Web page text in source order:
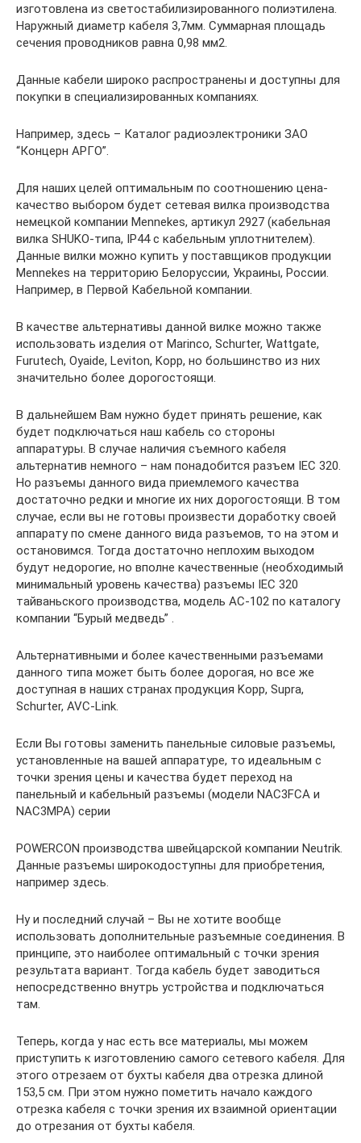
изготовлена из светостабилизированного полиэтилена.
Наружный диаметр кабеля 3,7мм. Суммарная площадь
сечения проводников равна 0,98 мм2.
Данные кабели широко распространены и доступны для
покупки в специализированных компаниях.
Например, здесь – Каталог радиоэлектроники ЗАО
“Концерн АРГО”.
Для наших целей оптимальным по соотношению цена-
качество выбором будет сетевая вилка производства
немецкой компании Mennekes, артикул 2927 (кабельная
вилка SHUKO-типа, IP44 с кабельным уплотнителем).
Данные вилки можно купить у поставщиков продукции
Mennekes на территорию Белоруссии, Украины, России.
Например, в Первой Кабельной компании.
В качестве альтернативы данной вилке можно также
использовать изделия от Marinco, Schurter, Wattgate,
Furutech, Oyaide, Leviton, Kopp, но большинство из них
значительно более дорогостоящи.
В дальнейшем Вам нужно будет принять решение, как
будет подключаться наш кабель со стороны
аппаратуры. В случае наличия съемного кабеля
альтернатив немного – нам понадобится разъем IEC 320.
Но разъемы данного вида приемлемого качества
достаточно редки и многие их них дорогостоящи. В том
случае, если вы не готовы произвести доработку своей
аппарату по смене данного вида разъемов, то на этом и
остановимся. Тогда достаточно неплохим выходом
будут недорогие, но вполне качественные (необходимый
минимальный уровень качества) разъемы IEC 320
тайваньского производства, модель AC-102 по каталогу
компании “Бурый медведь” .
Альтернативными и более качественными разъемами
данного типа может быть более дорогая, но все же
доступная в наших странах продукция Kopp, Supra,
Schurter, AVC-Link.
Если Вы готовы заменить панельные силовые разъемы,
установленные на вашей аппаратуре, то идеальным с
точки зрения цены и качества будет переход на
панельный и кабельный разъемы (модели NAC3FCA и
NAC3MPA) серии
POWERCON производства швейцарской компании Neutrik.
Данные разъемы широкодоступны для приобретения,
например здесь.
Ну и последний случай – Вы не хотите вообще
использовать дополнительные разъемные соединения. В
принципе, это наиболее оптимальный с точки зрения
результата вариант. Тогда кабель будет заводиться
непосредственно внутрь устройства и подключаться
там.
Теперь, когда у нас есть все материалы, мы можем
приступить к изготовлению самого сетевого кабеля. Для
этого отрезаем от бухты кабеля два отрезка длиной
153,5 см. При этом нужно пометить начало каждого
отрезка кабеля с точки зрения их взаимной ориентации
до отрезания от бухты кабеля.